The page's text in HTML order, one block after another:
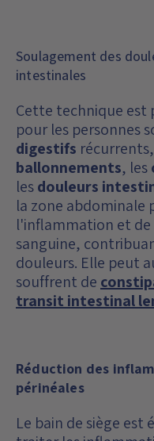
Soulagement des
intestinales
Cette technique
pour les personnes
digestifs
ballonnements, les
lesdouleurs
la zone abdominale
l'inflammation et
sanguine,
douleurs. Elle peut
souffrent de
transit intestinal
Réduction des
périnéales
Le bain de siège